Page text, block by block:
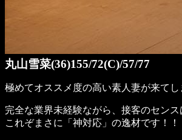
丸山雪菜(36)155/72(C)/57/77
極めてオススメ度の高い素人妻が来てし
完全な業界未経験ながら、接客のセンス
これぞまさに「神対応」の逸材です！！